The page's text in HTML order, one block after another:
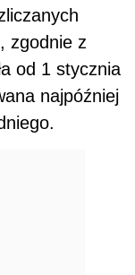
zgodnie z
od 1 stycznia
najpóźniej